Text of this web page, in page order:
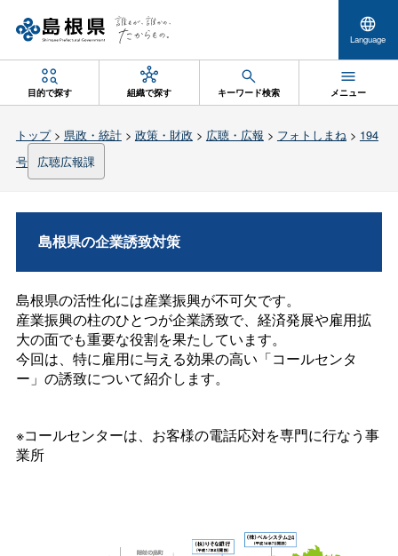
Language
目的で探す 組織で探す キーワード検索 メニュー
トップ> 県政・統計> 政策・財政 > 広聴・広報 > フォトしまね> 194
号
広聴広報課
島根県の企業誘致対策
島根県の活性化には産業振興が不可欠です。
産業振興の柱のひとつが企業誘致で、経済発展や雇用拡
大の面でも重要な役割を果たしています。
今回は、特に雇用に与える効果の高い「コールセンタ
ー」の誘致について紹介します。
※コールセンターは、お客様の電話応対を専門に行なう事
業所